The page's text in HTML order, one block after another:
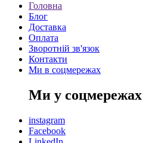
Головна
Блог
Доставка
Оплата
Зворотній зв'язок
Контакти
Ми в соцмережах
Ми у соцмережах
instagram
Facebook